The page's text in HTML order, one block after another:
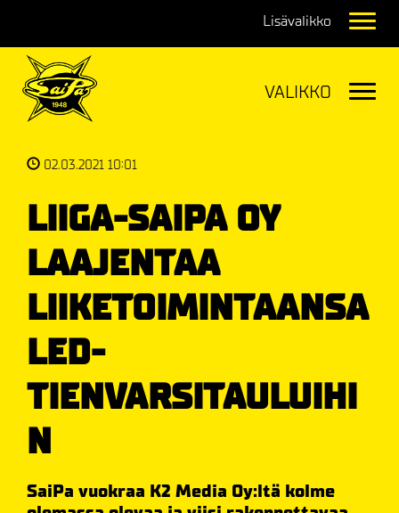
02.03.2021 10:01
LIIGA-SAIPA OY
LAAJENTAA
LIIKETOIMINTAANSA
LED-
TIENVARSITAULUIHI
N
SaiPa vuokraa K2 Media Oy:ltä kolme